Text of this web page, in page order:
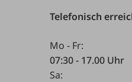
Telefonisch
Mo - Fr:
07:30 - 17.00 Uhr
Sa: